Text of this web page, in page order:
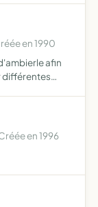
en 1990
afin
différentes
en 1996